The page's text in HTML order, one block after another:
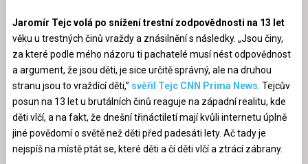
Jaromír Tejc volá po snížení trestní zodpovědnosti na 13 let
věku u trestných činů vraždy a znásilnění s následky. „Jsou činy,
za které podle mého názoru ti pachatelé musí nést odpovědnost
a argument, že jsou děti, je sice určitě správný, ale na druhou
stranu jsou to vraždící děti,” svěřil Tejc CNN Prima News . Tejcův
posun na 13 let u brutálních činů reaguje na západní realitu, kde
děti vlčí, a na fakt, že dnešní třináctiletí mají kvůli internetu úplně
jiné povědomí o světě než děti před padesáti lety. Ač tady je
nejspíš na místě ptát se, které děti a čí děti vlčí a ztrácí zábrany.